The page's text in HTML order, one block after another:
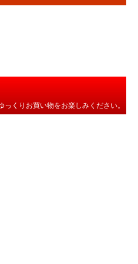
くりお買い物をお楽しみください。